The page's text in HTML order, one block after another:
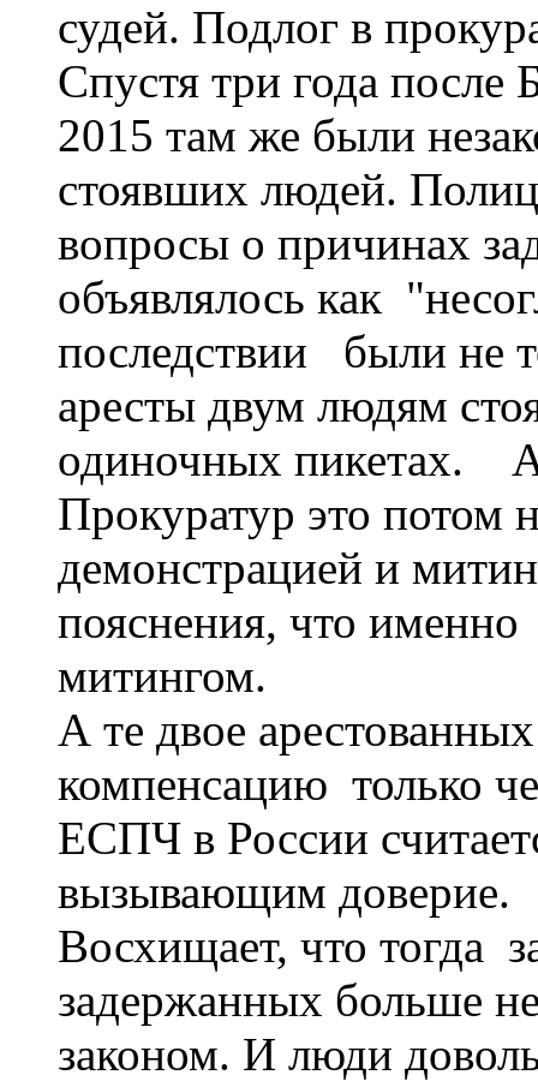
судей. Подлог в
Спустя три года
2015 там же были
стоявших людей.
вопросы о причинах
объявлялось как
последствии были не
аресты двум людям
одиночных пикетах.
Прокуратур это потом
демонстрацией и
пояснения, что
митингом.
А те двое
компенсацию только
ЕСПЧ в России
вызывающим доверие.
Восхищает, что тогда
задержанных больше
законом. И люди